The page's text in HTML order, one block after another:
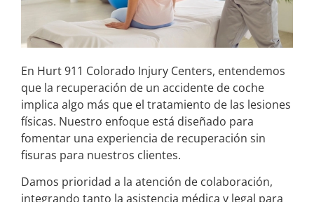
En Hurt 911 Colorado Injury Centers, entendemos
que la recuperación de un accidente de coche
implica algo más que el tratamiento de las lesiones
físicas. Nuestro enfoque está diseñado para
fomentar una experiencia de recuperación sin
fisuras para nuestros clientes.
Damos prioridad a la atención de colaboración,
integrando tanto la asistencia médica y legal para